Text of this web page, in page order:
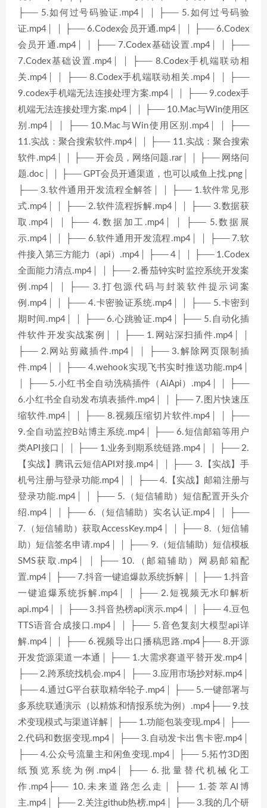
├── 5.如何过号码验证.mp4│ │ ├── 5.如何过号码验
证.mp4│ │ ├── 6.Codex会员开通.mp4│ │ ├── 6.Codex
会员开通.mp4│ │ ├── 7.Codex基础设置.mp4│ │ ├──
7.Codex基础设置.mp4│ │ ├── 8.Codex手机端联动相
关.mp4│ │ ├── 8.Codex手机端联动相关.mp4│ │ ├──
9.codex手机端无法连接处理方案.mp4│ │ ├── 9.codex手
机端无法连接处理方案.mp4│ │ ├── 10.Mac与Win使用区
别.mp4│ │ ├── 10.Mac与Win使用区别.mp4│ │ ├──
11.实战：聚合搜索软件.mp4│ │ ├── 11.实战：聚合搜索
软件.mp4│ │ ├── 开会员，网络问题.rar│ │ ├── 网络问
题.doc│ │ ├── GPT会员开通渠道，也可以咸鱼上找.png│
├── 3.软件通用开发流程全解答│ │ ├── 1.软件常见形
式.mp4│ │ ├── 2.软件流程拆解.mp4│ │ ├── 3.数据获
取.mp4│ │ ├── 4.数据加工.mp4│ │ ├── 5.数据展
示.mp4│ │ ├── 6.软件通用开发流程.mp4│ │ ├── 7.软
件接入第三方能力（api）.mp4│ ├── 4│ │ ├── 1.Codex
全面能力清点.mp4│ │ ├── 2.番茄钟实时监控系统开发案
例.mp4│ │ ├── 3.打包源代码与封装软件提示词案
例.mp4│ │ ├── 4.卡密验证系统.mp4│ │ ├── 5.卡密到
期时间.mp4│ │ ├── 6.心跳验证.mp4│ ├── 5.自动化插
件软件开发实战案例│ │ ├── 1.网站深扫插件.mp4│ │
├── 2.网站剪藏插件.mp4│ │ ├── 3.解除网页限制插
件.mp4│ │ ├── 4.wehook实现飞书实时推送功能.mp4│
│ ├── 5.小红书全自动洗稿插件（AiApi）.mp4│ │ ├──
6.小红书全自动发布填表插件.mp4│ │ ├── 7.图片快速压
缩软件.mp4│ │ ├── 8.视频压缩切片软件.mp4│ │ ├──
9.全自动监控B站博主系统.mp4│ ├── 6.短信邮箱等用户
类API接口│ │ ├── 1.业务到期系统链路.mp4│ │ ├── 2.
【实战】腾讯云短信API对接.mp4│ │ ├── 3.【实战】手
机号注册与登录功能.mp4│ │ ├── 4.【实战】邮箱注册与
登录功能.mp4│ │ ├── 5.（短信辅助）短信配置开头介
绍.mp4│ │ ├── 6.（短信辅助）实名认证.mp4│ │ ├──
7.（短信辅助）获取AccessKey.mp4│ │ ├── 8.（短信辅
助）短信签名申请.mp4│ │ ├── 9.（短信辅助）短信模板
SMS获取.mp4│ │ ├── 10.（邮箱辅助）网易邮箱配
置.mp4│ ├── 7.抖音一键追爆款系统拆解│ │ ├── 1.抖音
一键追爆系统拆解.mp4│ │ ├── 2.短视频无水印解析
api.mp4│ │ ├── 3.抖音热榜api演示.mp4│ │ ├── 4.豆包
TTS语音合成接口.mp4│ │ ├── 5.音色复刻大模型api详
解.mp4│ │ ├── 6.视频导出口播稿思路.mp4├── 8.开源
开发货源渠道一本通│ ├── 1.大需求赛道平替开发.mp4│
├── 2.跨系统找机会.mp4│ ├── 3.应用市场抄对标.mp4│
├── 4.通过G平台获取精华轮子.mp4│ ├── 5.一键部署与
多系统联通演示（以精炼和情报系统为例）.mp4├── 9.技
术变现模式与渠道详解│ ├── 1.功能包装变现.mp4│ ├──
2.代码和数据变现.mp4│ ├── 3.自动发卡出售卡密.mp4│
├── 4.公众号流量主和闲鱼变现.mp4│ ├── 5.拓竹3D图
纸预览系统为例.mp4│ ├── 6.批量替代机械化工
作.mp4├── 10.未来道路怎么走│ ├── 1.荟萃AI博
主.mp4│ ├── 2.关注github热榜.mp4│ ├── 3.我的几个研